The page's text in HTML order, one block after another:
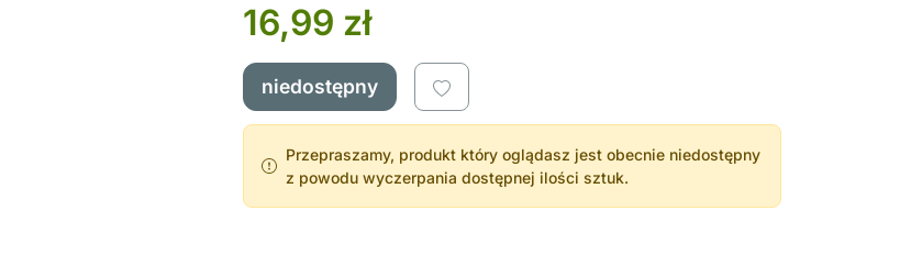
16,99 zł
niedostępny
Przepraszamy, produkt który oglądasz jest obecnie niedostępny
z powodu wyczerpania dostępnej ilości sztuk.